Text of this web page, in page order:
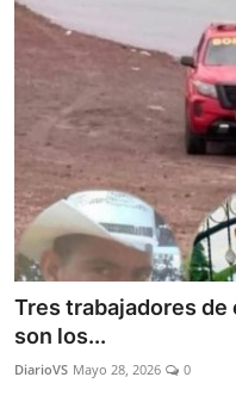
Tres trabajadores de
son los...
DiarioVS Mayo 28, 2026 0